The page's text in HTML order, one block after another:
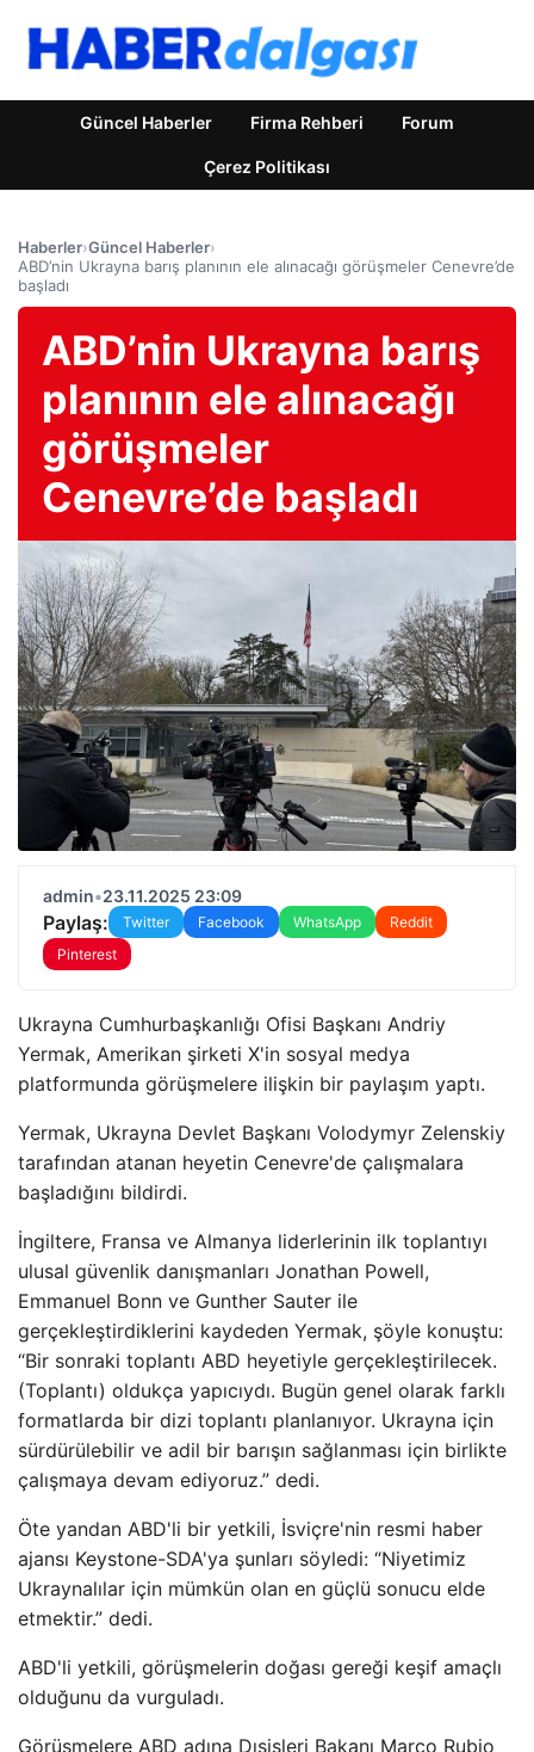
Güncel Haberler Firma Rehberi Forum
Çerez Politikası
Haberler›Güncel Haberler›
ABD’nin Ukrayna barış planının ele alınacağı görüşmeler Cenevre’de
başladı
ABD’nin Ukrayna barış
planının ele alınacağı
görüşmeler
Cenevre’de başladı
admin•23.11.2025 23:09
Paylaş: Twitter Facebook WhatsApp
Reddit
Pinterest
Ukrayna Cumhurbaşkanlığı Ofisi Başkanı Andriy
Yermak, Amerikan şirketi X'in sosyal medya
platformunda görüşmelere ilişkin bir paylaşım yaptı.
Yermak, Ukrayna Devlet Başkanı Volodymyr Zelenskiy
tarafından atanan heyetin Cenevre'de çalışmalara
başladığını bildirdi.
İngiltere, Fransa ve Almanya liderlerinin ilk toplantıyı
ulusal güvenlik danışmanları Jonathan Powell,
Emmanuel Bonn ve Gunther Sauter ile
gerçekleştirdiklerini kaydeden Yermak, şöyle konuştu:
“Bir sonraki toplantı ABD heyetiyle gerçekleştirilecek.
(Toplantı) oldukça yapıcıydı. Bugün genel olarak farklı
formatlarda bir dizi toplantı planlanıyor. Ukrayna için
sürdürülebilir ve adil bir barışın sağlanması için birlikte
çalışmaya devam ediyoruz.” dedi.
Öte yandan ABD'li bir yetkili, İsviçre'nin resmi haber
ajansı Keystone-SDA'ya şunları söyledi: “Niyetimiz
Ukraynalılar için mümkün olan en güçlü sonucu elde
etmektir.” dedi.
ABD'li yetkili, görüşmelerin doğası gereği keşif amaçlı
olduğunu da vurguladı.
Görüşmelere ABD adına Dışişleri Bakanı Marco Rubio